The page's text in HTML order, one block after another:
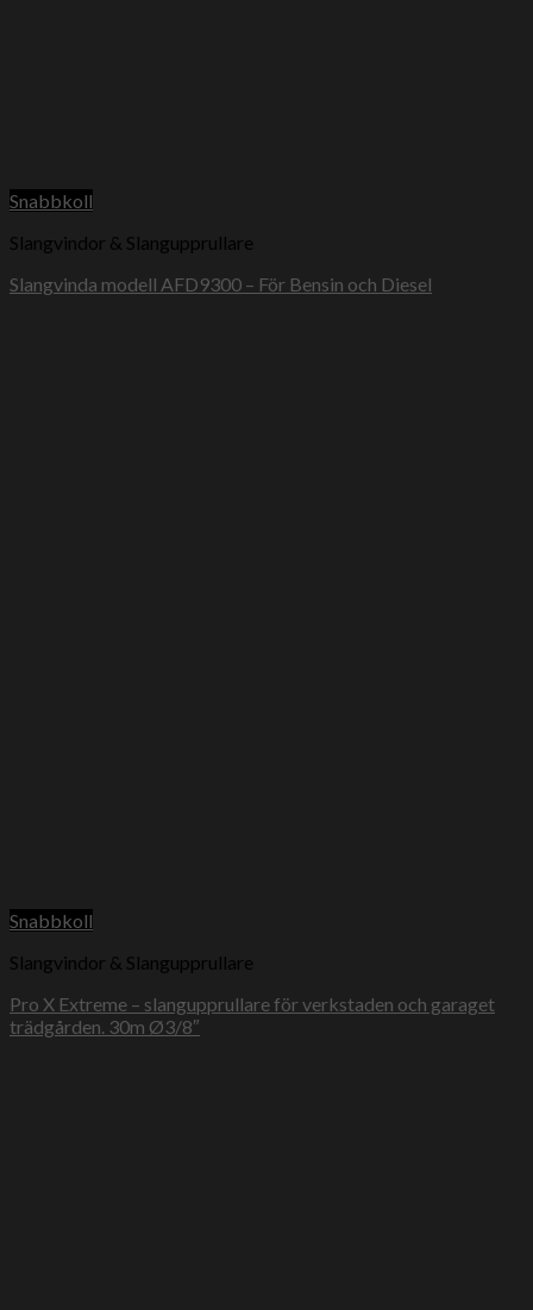
Snabbkoll
Slangvindor & Slangupprullare
Slangvinda modell AFD9300 – För Bensin och Diesel
Snabbkoll
Slangvindor & Slangupprullare
Pro X Extreme – slangupprullare för verkstaden och garaget
trädgården. 30m Ø3/8″